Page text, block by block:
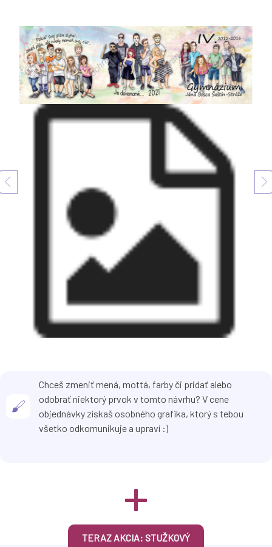
Chceš zmeniť mená, mottá, farby či pridať alebo
odobrať niektorý prvok v tomto návrhu? V cene
objednávky získaš osobného grafika, ktorý s tebou
všetko odkomunikuje a upraví :)
+
TERAZ AKCIA: STUŽKOVÝ